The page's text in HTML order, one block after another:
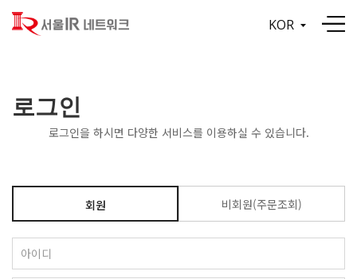
KOR
로그인
로그인을 하시면 다양한 서비스를 이용하실 수 있습니다.
회원 비회원(주문조회)